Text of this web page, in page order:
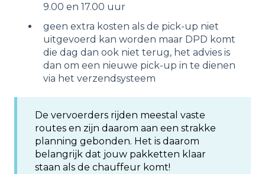
9.00 en 17.00 uur
geen extra kosten als de pick-up niet
uitgevoerd kan worden maar DPD komt
die dag dan ook niet terug, het advies is
dan om een nieuwe pick-up in te dienen
via het verzendsysteem
De vervoerders rijden meestal vaste
routes en zijn daarom aan een strakke
planning gebonden. Het is daarom
belangrijk dat jouw pakketten klaar
staan als de chauffeur komt!